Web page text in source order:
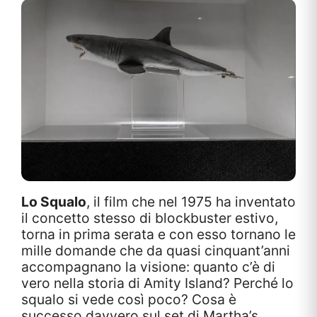
Lo Squalo, il film che nel 1975 ha inventato
il concetto stesso di blockbuster estivo,
torna in prima serata e con esso tornano le
mille domande che da quasi cinquant’anni
accompagnano la visione: quanto c’è di
vero nella storia di Amity Island? Perché lo
squalo si vede così poco? Cosa è